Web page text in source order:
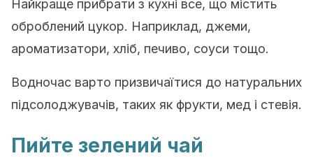
Найкраще прибрати з кухні все, що містить
оброблений цукор. Наприклад, джеми,
ароматизатори, хліб, печиво, соуси тощо.
Водночас варто призвичаїтися до натуральних
підсолоджувачів, таких як фрукти, мед і стевія.
Пийте зелений чай